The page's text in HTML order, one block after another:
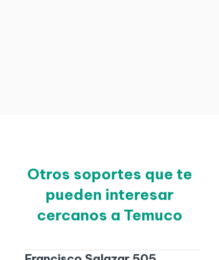
Otros soportes que te
pueden interesar
cercanos a Temuco